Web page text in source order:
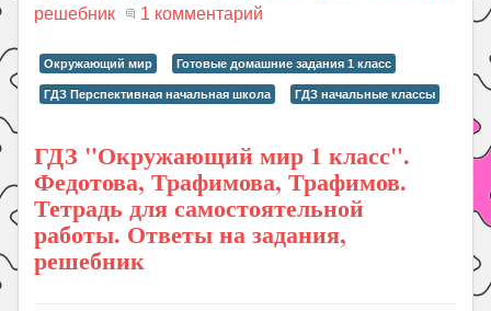
решебник
1 комментарий
Окружающий мир Готовые домашние задания 1 класс
ГДЗ Перспективная начальная школа ГДЗ начальные классы
ГДЗ "Окружающий мир 1 класс".
Федотова, Трафимова, Трафимов.
Тетрадь для самостоятельной
работы. Ответы на задания,
решебник